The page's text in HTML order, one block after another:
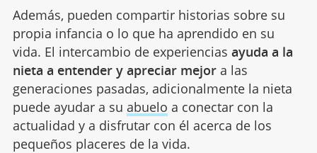
Además, pueden compartir historias sobre su
propia infancia o lo que ha aprendido en su
vida. El intercambio de experiencias ayuda a la
nieta a entender y apreciar mejora las
generaciones pasadas, adicionalmente la nieta
puede ayudar a su abuelo a conectar con la
actualidad y a disfrutar con él acerca de los
pequeños placeres de la vida.